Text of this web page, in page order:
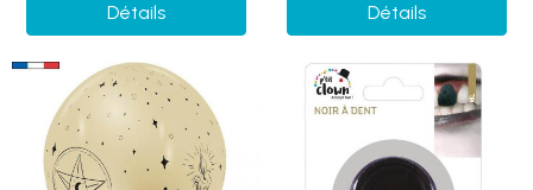
Détails Détails